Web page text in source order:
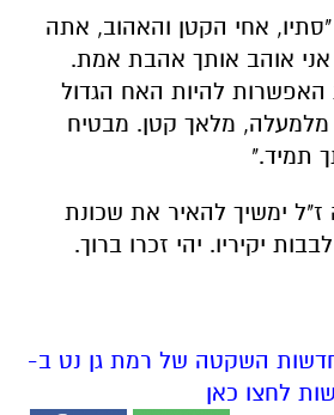
תמיד."
ז"ל ימשיך להאיר את שכונת
יקיריו. יהי זכרו ברוך.​​​​​​​​​​​​​​​​
השקטה של רמת גן נט ב-
יעניין אותך גם